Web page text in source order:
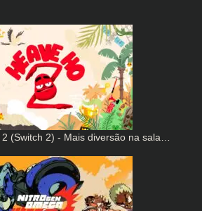
(Switch 2) - Mais diversão na sala…